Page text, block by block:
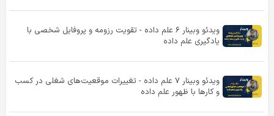
ویدئو وبینار ۶ علم داده - تقویت رزومه و پروفایل شخصی با
یادگیری علم داده
ویدئو وبینار ۷ علم داده - تغییرات موقعیت‌های شغلی‌ در کسب
و کارها با ظهور علم داده